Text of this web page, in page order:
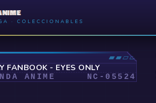
· COLECCIONABLES
▰▰▱▱
⤢
FANBOOK - EYES ONLY
ANIME NC- 05524